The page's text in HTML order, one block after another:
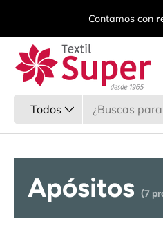
Ir al contenido
Contamos con
Todos
Apósitos (7